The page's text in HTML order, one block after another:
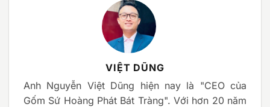
VIỆT DŨNG
Anh Nguyễn Việt Dũng hiện nay là "CEO của
Gốm Sứ Hoàng Phát Bát Tràng". Với hơn 20 năm